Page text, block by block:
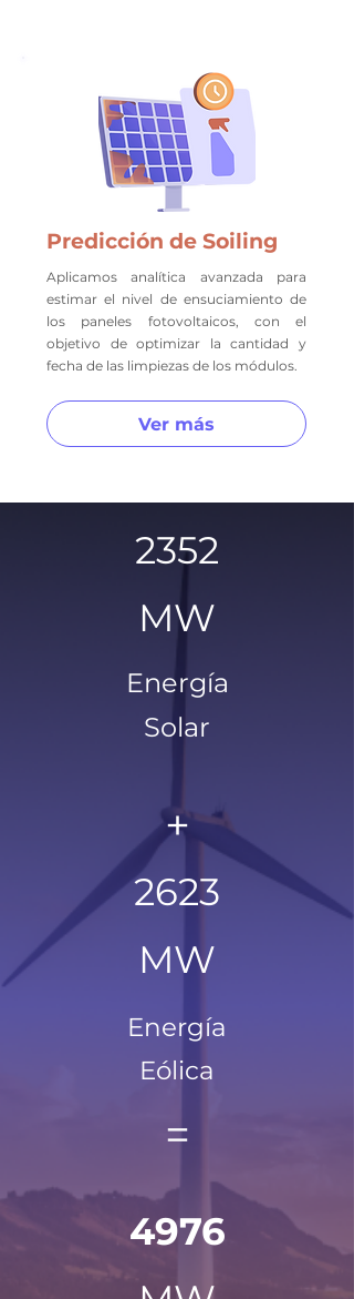
Predicción de Soiling
Aplicamos analítica avanzada para
estimar el nivel de ensuciamiento de
los paneles fotovoltaicos, con el
objetivo de optimizar la cantidad y
fecha de las limpiezas de los módulos.
Ver más
2352
MW
Energía
Solar
+
2623
MW
Energía
Eólica
=
4976